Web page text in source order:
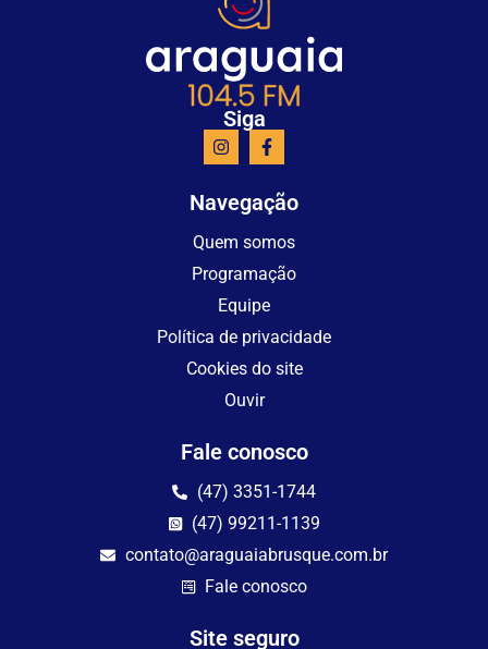
Siga
Navegação
Quem somos
Programação
Equipe
Política de privacidade
Cookies do site
Ouvir
Fale conosco
(47) 3351-1744
(47) 99211-1139
contato@araguaiabrusque.com.br
Fale conosco
Site seguro